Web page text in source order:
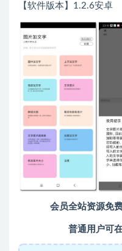
【软件版本】1.2.6安卓
会员全站资源免
普通用户可